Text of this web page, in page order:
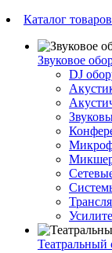
Каталог товаров
Звуковое
DJ
Театральный